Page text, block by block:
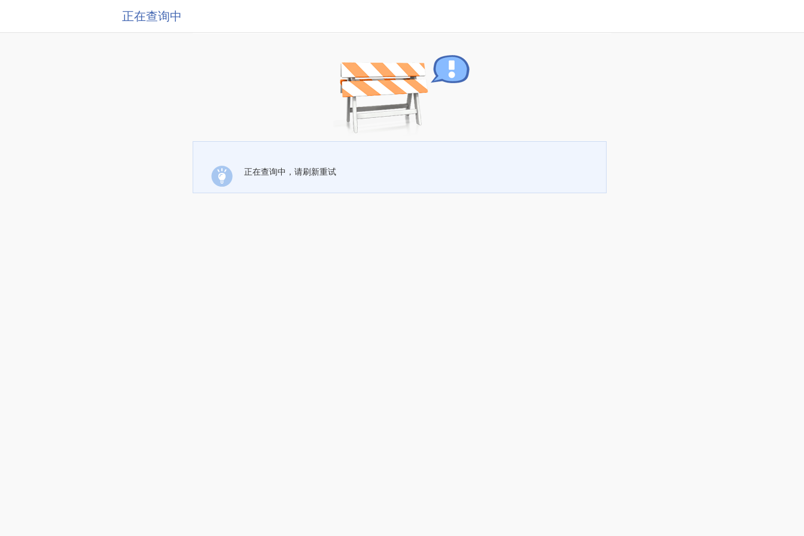
正在查询中
正在查询中，请刷新重试